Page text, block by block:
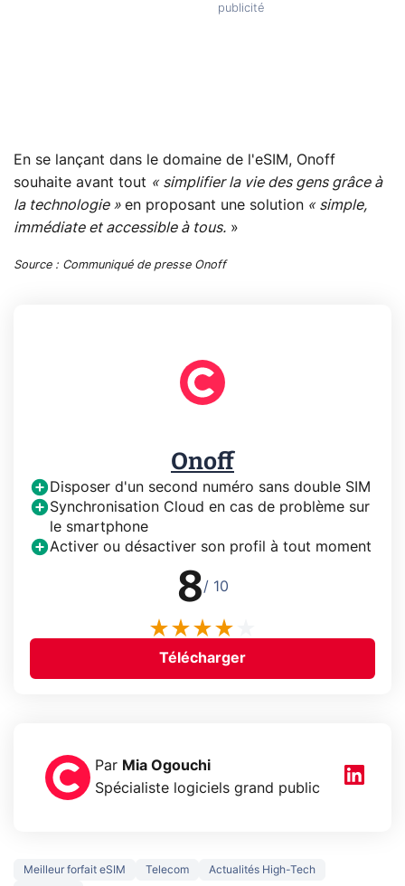
En se lançant dans le domaine de l'eSIM, Onoff
souhaite avant tout « simplifier la vie des gens grâce à
la technologie » en proposant une solution « simple,
immédiate et accessible à tous. »
Source : Communiqué de presse Onoff
Onoff
Disposer d'un second numéro sans double SIM
Synchronisation Cloud en cas de problème sur
le smartphone
Activer ou désactiver son profil à tout moment
8/ 10
Télécharger
Par Mia Ogouchi
Spécialiste logiciels grand public
Meilleur forfait eSIM Telecom
Actualités High-Tech